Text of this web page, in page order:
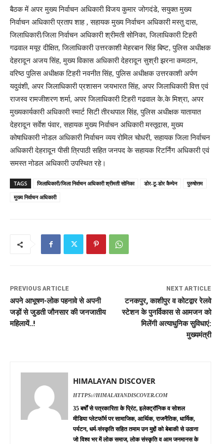
बैठक में अपर मुख्य निर्वाचन अधिकारी विजय कुमार जोगदंडे, सयुक्त मुख्य
निर्वाचन अधिकारी प्रताप शाह , सहायक मुख्य निर्वाचन अधिकारी मस्तु दास,
जिलाधिकारी/जिला निर्वाचन अधिकारी श्रीमती सोनिका, जिलाधिकारी टिहरी
गढवाल मयूर दीक्षित, जिलाधिकारी उत्तरकाशी मेहरबान सिंह बिष्ट, पुलिस अधीक्षक
देहरादून अजय सिंह, मुख्य विकास अधिकारी देहरादून सुश्री झरना कमठान,
वरिष्ठ पुलिस अधीक्षक टिहरी नवनीत सिंह, पुलिस अधीक्षक उत्तरकाशी अर्पण
यदुवंशी, अपर जिलाधिकारी प्रशासन जयभारत सिंह, अपर जिलाधिकारी वित्त एवं
राजस्व रामजीशरण शर्मा, अपर जिलाधिकारी टिहरी गढवाल के.के मिश्रा, अपर
मुख्यकार्यकारी अधिकारी स्मार्ट सिटी तीरथपाल सिंह, पुलिस अधीक्षक यातायात
देहरादून सर्वेश पंवार, सहायक मुख्य निर्वाचन अधिकारी मस्तूदास, मुख्य
कोषाधिकारी नोडल अधिकारी निर्वाचन व्यय रोमिल चोधरी, सहायक जिला निर्वाचन
अधिकारी देहरादून पीसी त्रिपाठी सहित जनपद के सहायक रिटर्निंग अधिकारी एवं
समस्त नोडल अधिकारी उपस्थित रहे।
TAGS जिलाधिकारी/जिला निर्वाचन अधिकारी श्रीमती सोनिका डोर-टू-डोर कैम्पेन
पुरुषोत्तम
मुख्य निर्वाचन अधिकारी
PREVIOUS ARTICLE
अपने आभूषण-लोक पहनावे से अपनी
जड़ों से जुडती जौनसार की जनजातीय
महिलायें..!
NEXT ARTICLE
टनकपुर, काशीपुर व कोटद्वार रेलवे
स्टेशन के पुनर्विकास से आमजन को
मिलेंगी अत्याधुनिक सुविधाएं:
मुख्यमंत्री
HIMALAYAN DISCOVER
HTTPS://HIMALAYANDISCOVER.COM
35 बर्षों से पत्रकारिता के प्रिंट, इलेक्ट्रॉनिक व सोशल
मीडिया प्लेटफॉर्म पर सामाजिक, आर्थिक, राजनैतिक, धार्मिक,
पर्यटन, धर्म-संस्कृति सहित तमाम उन मुद्दों को बेबाकी से उठाना
जो विश्व भर में लोक समाज, लोक संस्कृति व आम जनमानस के